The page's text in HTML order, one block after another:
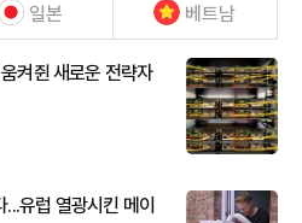
일본 베트남
켜쥔 새로운 전략자
유럽 열광시킨 메이